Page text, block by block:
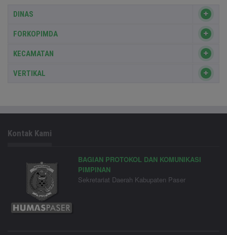
DINAS
FORKOPIMDA
KECAMATAN
VERTIKAL
Kontak Kami
BAGIAN PROTOKOL DAN KOMUNIKASI
PIMPINAN
Sekretariat Daerah Kabupaten Paser